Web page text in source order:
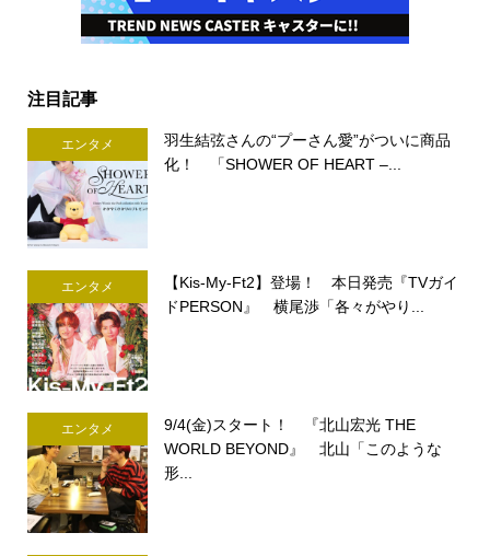
注目記事
エンタメ
羽生結弦さんの“プーさん愛”がついに商品
化！ 「SHOWER OF HEART –...
エンタメ
【Kis-My-Ft2】登場！ 本日発売『TVガイ
ドPERSON』 横尾渉「各々がやり...
エンタメ
9/4(金)スタート！ 『北山宏光 THE
WORLD BEYOND』 北山「このような
形...